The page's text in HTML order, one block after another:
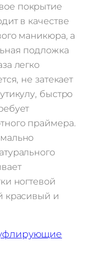
покрытие
в качестве
маникюра, а
подложка
легко
не затекает
быстро
праймера.
ногтевой
красивый и